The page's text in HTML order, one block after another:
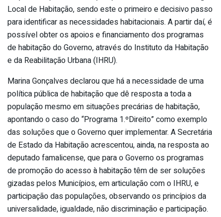
Local de Habitação, sendo este o primeiro e decisivo passo
para identificar as necessidades habitacionais. A partir daí, é
possível obter os apoios e financiamento dos programas
de habitação do Governo, através do Instituto da Habitação
e da Reabilitação Urbana (IHRU).
Marina Gonçalves declarou que há a necessidade de uma
política pública de habitação que dê resposta a toda a
população mesmo em situações precárias de habitação,
apontando o caso do “Programa 1.ºDireito” como exemplo
das soluções que o Governo quer implementar. A Secretária
de Estado da Habitação acrescentou, ainda, na resposta ao
deputado famalicense, que para o Governo os programas
de promoção do acesso à habitação têm de ser soluções
gizadas pelos Municípios, em articulação com o IHRU, e
participação das populações, observando os princípios da
universalidade, igualdade, não discriminação e participação.